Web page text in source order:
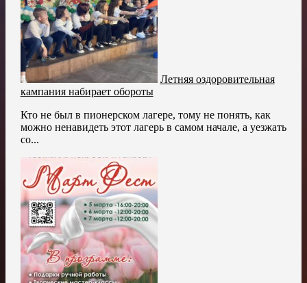
Летняя оздоровительная
кампания набирает обороты
Кто не был в пионерском лагере, тому не понять, как
можно ненавидеть этот лагерь в самом начале, а уезжать
со...